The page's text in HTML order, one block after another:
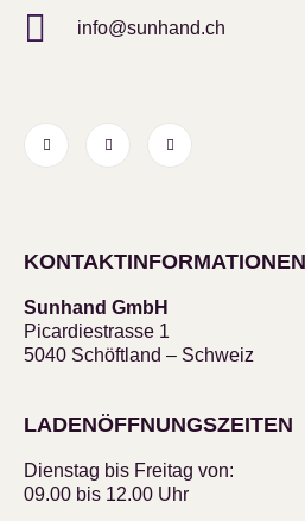
info@sunhand.ch
KONTAKTINFORMATIONEN
Sunhand GmbH
Picardiestrasse 1
5040 Schöftland – Schweiz
LADENÖFFNUNGSZEITEN
Dienstag bis Freitag von:
09.00 bis 12.00 Uhr